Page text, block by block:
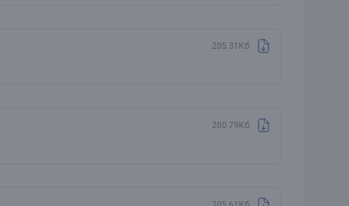
205.31Кб
200.79Кб